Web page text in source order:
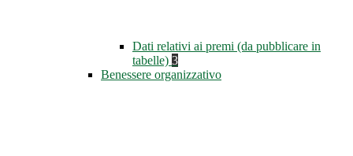
Dati relativi ai premi (da pubblicare in
tabelle) 3
Benessere organizzativo